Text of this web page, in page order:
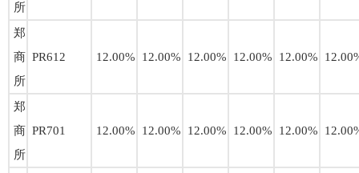
所
郑
商
所
PR612 12.00% 12.00% 12.00% 12.00% 12.00%
郑
商
所
PR701 12.00% 12.00% 12.00% 12.00% 12.00%